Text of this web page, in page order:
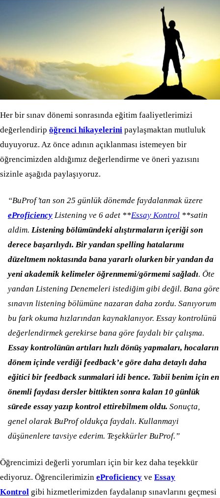
Her bir sınav dönemi sonrasında eğitim faaliyetlerimizi
değerlendirip öğrenci hikayelerini paylaşmaktan mutluluk
duyuyoruz. Az önce adının açıklanması istemeyen bir
öğrencimizden aldığımız değerlendirme ve öneri yazısını
sizinle aşağıda paylaşıyoruz.
“BuProf’tan son 25 günlük dönemde faydalanmak üzere
eProficiency Listening ve 6 adet **Essay Kontrol **satin
aldim. Listening bölümündeki alıştırmaların içeriği son
derece başarılıydı. Bir yandan spelling hatalarımı
düzeltmem noktasında bana yararlı olurken bir yandan da
yeni akademik kelimeler öğrenmemi/görmemi sağladı. Öte
yandan Listening Denemeleri istediğim gibi değil. Bana göre
sınavın listening bölümüne nazaran daha zordu. Sanıyorum
bu fark okuma hızlarından kaynaklanıyor. Essay kontrolünü
değerlendirmek gerekirse bana göre faydalı bir çalışma.
Essay kontrolünün artıları hızlı dönüş yapmaları, hocaların
dönem içinde verdiği feedback’e göre daha detaylı daha
eğitici bir feedback sunmalari idi bence. Tabii benim için en
önemli faydası dersler bittikten sonra kalan 10 günlük
sürede essay yazıp kontrol ettirebilmem oldu. Sonuçta,
genel olarak BuProf oldukça faydalı. Kullanmayi
düşünenlere tavsiye ederim. Teşekkürler BuProf.”
Öğrencimizi değerli yorumları için bir kez daha teşekkür
ediyoruz. Öğrencilerimizin eProficiency ve Essay
Kontrol gibi hizmetlerimizden faydalanıp sınavlarını geçmesi